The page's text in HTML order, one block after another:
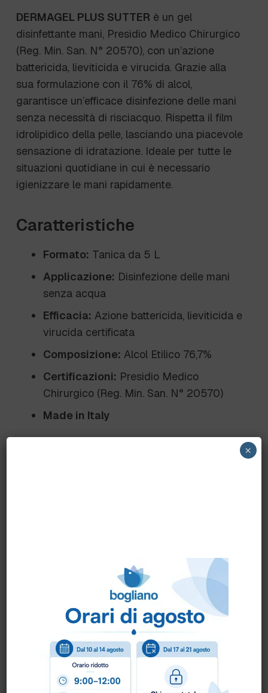
DERMAGEL PLUS SUTTER è un gel
disinfettante mani, Presidio Medico Chirurgico
(Reg. Min. San. N° 20570), con un’azione
battericida, lieviticida e virucida. Grazie alla
sua formulazione con il 76% di alcol,
garantisce un’efficace disinfezione delle mani
senza necessità di risciacquo. Rispetta il film
idrolipidico della pelle, lasciando una piacevole
sensazione di idratazione. Ideale per tutte le
situazioni quotidiane in cui è necessario
igienizzare le mani rapidamente.
Caratteristiche
Formato: Tanica da 5 L
Applicazione: Disinfezione delle mani
senza acqua
Efficacia: Azione battericida, lieviticida e
virucida certificata
Composizione: Alcol Etilico 76,7%
Certificazioni: Presidio Medico
Chirurgico (Reg. Min. San. N° 20570)
Made in Italy
Delicato sulla pelle:
Rispetta il film
idrolipidico, prevenendo secchezza e
Certificato PMC:Garanzia di sicurezza
ed efficacia.
Consigli d’uso
×